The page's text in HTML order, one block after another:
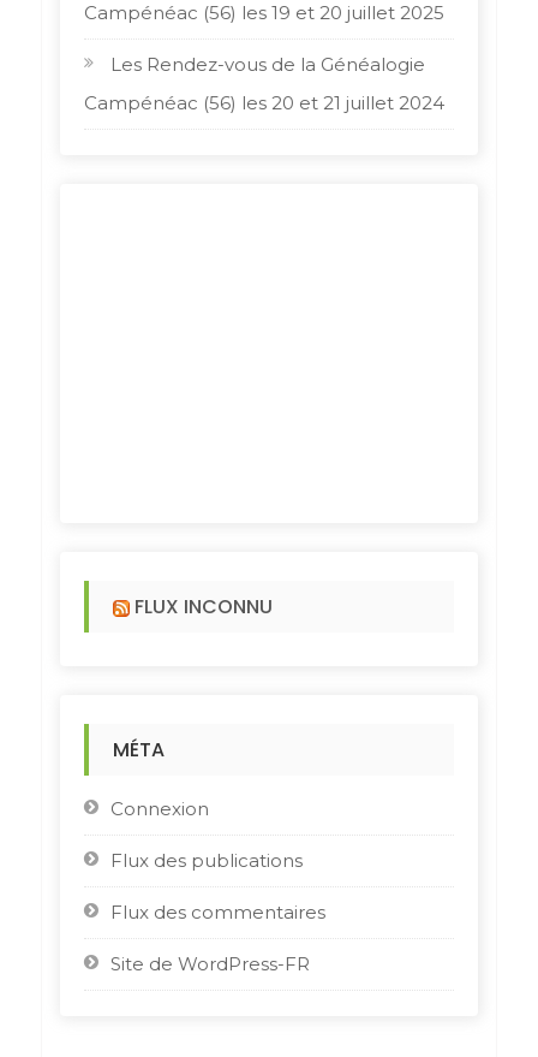
Campénéac (56) les 19 et 20 juillet 2025
Les Rendez-vous de la Généalogie
Campénéac (56) les 20 et 21 juillet 2024
FLUX INCONNU
MÉTA
Connexion
Flux des publications
Flux des commentaires
Site de WordPress-FR